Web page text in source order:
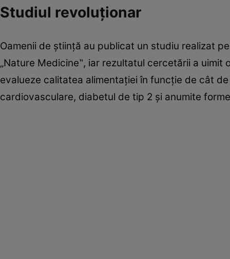
Studiul revoluționar
Oamenii de știință au publicat un studiu realizat
„Nature Medicine‟, iar rezultatul cercetării a
evalueze calitatea alimentației în funcție de cât
cardiovasculare, diabetul de tip 2 și anumite